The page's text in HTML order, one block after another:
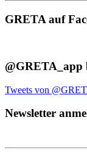
GRETA auf
@GRETA_app
Tweets von
Newsletter